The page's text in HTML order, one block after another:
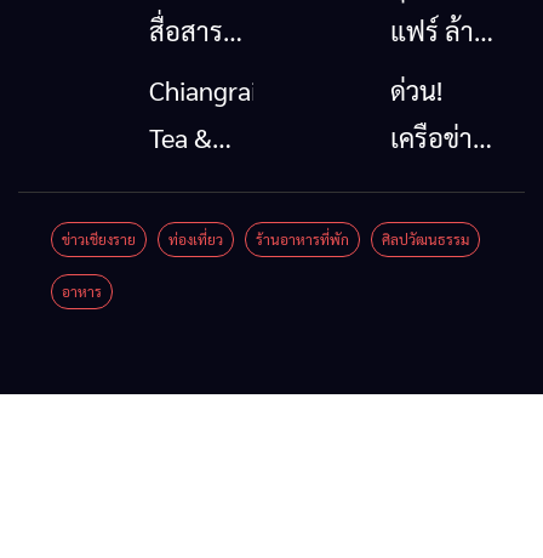
สื่อสาร
โทรคมนาคม
กรณีภัย
เชียงราย
เมื่อ
แฟร์ ล้าน
นาตะวัน
ออก
รวมของดี
สินค้าเด่น
Chiangrai
Tea &
Coffee
Festival
ด่วน!
เครือข่าย
ลุ่มน้ำกก
ยื่น 5 ข้อ
ข่าวเชียงราย ท่องเที่ยว ร้านอาหารที่พัก ศิลปวัฒนธรรม
อาหาร